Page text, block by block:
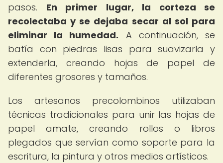
pasos. En primer lugar, la corteza se
recolectaba y se dejaba secar al sol para
eliminar la humedad. A continuación, se
batía con piedras lisas para suavizarla y
extenderla, creando hojas de papel de
diferentes grosores y tamaños.
Los artesanos precolombinos utilizaban
técnicas tradicionales para unir las hojas de
papel amate, creando rollos o libros
plegados que servían como soporte para la
escritura, la pintura y otros medios artísticos.